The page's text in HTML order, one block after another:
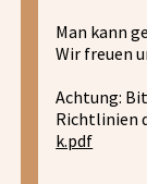
Man kann
Wir freuen
Achtung:
Richtlinien
k.pdf